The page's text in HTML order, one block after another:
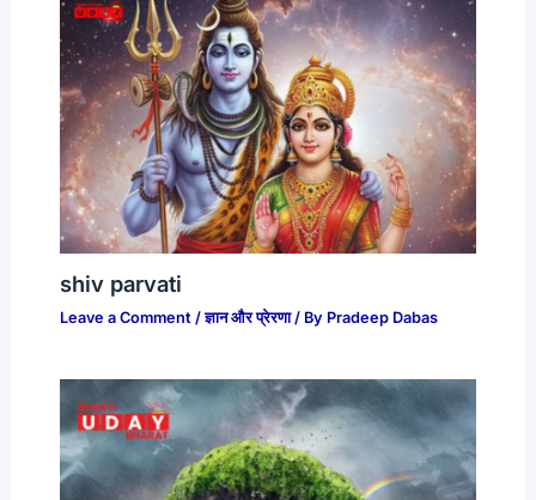
shiv parvati
Leave a Comment /ज्ञान और प्रेरणा/ By Pradeep Dabas